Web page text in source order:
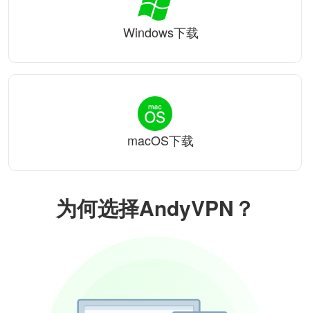
为何选择AndyVPN？
Windows下载
macOS下载